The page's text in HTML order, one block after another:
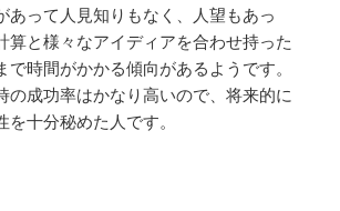
あって人見知りもなく、人望もあっ
算と様々なアイディアを合わせ持った
で時間がかかる傾向があるようです。
の成功率はかなり高いので、将来的に
を十分秘めた人です。